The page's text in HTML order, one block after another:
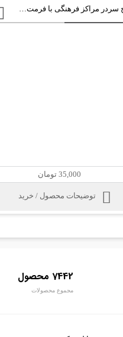
طرح سردر مراکز فرهنگی با فرمت psd
35,000 تومان
توضیحات محصول / خرید
7442 محصول
مجموع محصولات